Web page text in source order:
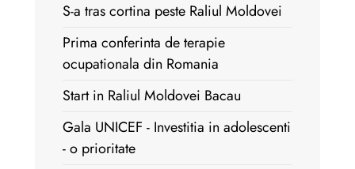
S-a tras cortina peste Raliul Moldovei
Prima conferinta de terapie
ocupationala din Romania
Start in Raliul Moldovei Bacau
Gala UNICEF - Investitia in adolescenti
- o prioritate